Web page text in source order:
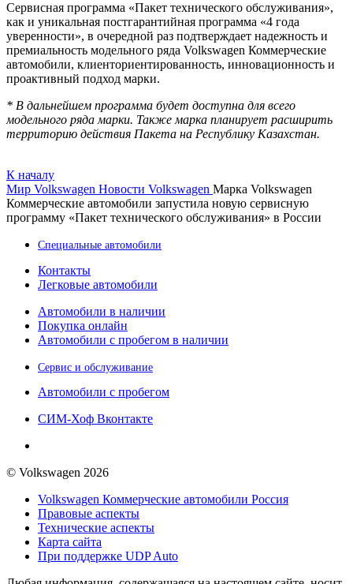
Сервисная программа «Пакет технического обслуживания»,
как и уникальная постгарантийная программа «4 года
уверенности», в очередной раз подтверждает надежность и
премиальность модельного ряда Volkswagen Коммерческие
автомобили, клиенториентированность, инновационность и
проактивный подход марки.
* В дальнейшем программа будет доступна для всего
модельного ряда марки. Также марка планирует расширить
территорию действия Пакета на Республику Казахстан.
К началу
Мир Volkswagen Новости Volkswagen Марка Volkswagen
Коммерческие автомобили запустила новую сервисную
программу «Пакет технического обслуживания» в России
Специальные автомобили
Контакты
Легковые автомобили
Автомобили в наличии
Покупка онлайн
Автомобили с пробегом в наличии
Сервис и обслуживание
Автомобили с пробегом
СИМ-Хоф Вконтакте
© Volkswagen 2026
Volkswagen Коммерческие автомобили Россия
Правовые аспекты
Технические аспекты
Карта сайта
При поддержке UDP Auto